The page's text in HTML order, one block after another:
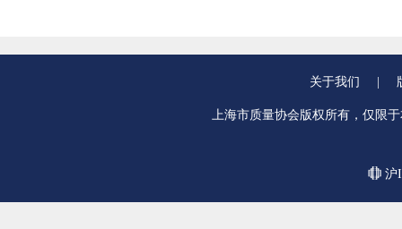
关于我们
上海市质量协会版权所有，仅限
沪